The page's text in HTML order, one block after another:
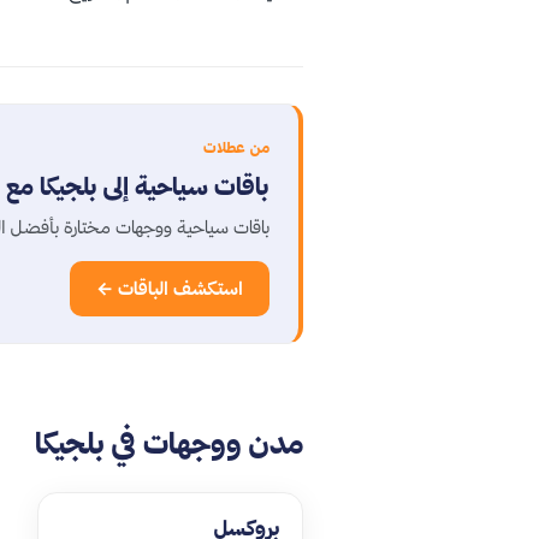
من عطلات
باقات سياحية إلى بلجيكا
باقات سياحية ووجهات مختارة بأفضل
استكشف الباقات ←
مدن ووجهات في بلجيكا
بروكسل